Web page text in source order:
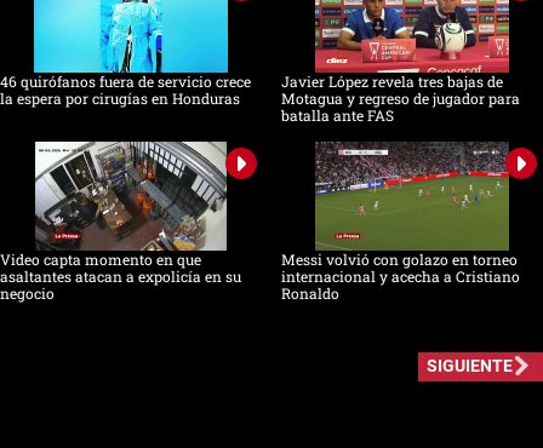
46 quirófanos fuera de servicio crece
la espera por cirugías en Honduras
Javier López revela tres bajas de
Motagua y regreso de jugador para
batalla ante FAS
Video capta momento en que
asaltantes atacan a expolicía en su
negocio
Messi volvió con golazo en torneo
internacional y acecha a Cristiano
Ronaldo
SIGUIENTE